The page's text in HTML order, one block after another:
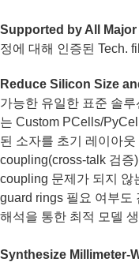
Supported by All
정에 대해 인증된 Tech.
Reduce Silicon Size
가능한 유일한 표준 솔
는 Custom PCells/
된 소자를 초기 레이아
coupling(cross-talk 검증
coupling 문제가 되지 않
guard rings 필요 여부도
해석을 통한 최적 모델
Synthesize Millimeter-